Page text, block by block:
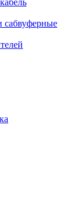
сабвуферные